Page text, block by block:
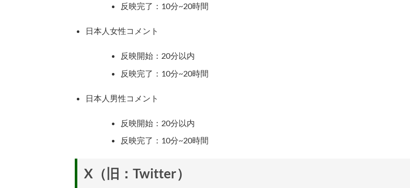
反映完了：10分~20時間
日本人女性コメント
反映開始：20分以内
反映完了：10分~20時間
日本人男性コメント
反映開始：20分以内
反映完了：10分~20時間
X（旧：Twitter）